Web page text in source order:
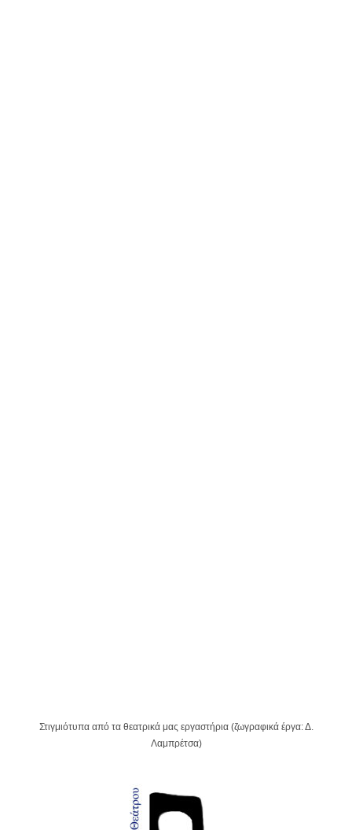
Στιγμιότυπα από τα θεατρικά μας εργαστήρια (ζωγραφικά έργα: Δ.
Λαμπρέτσα)